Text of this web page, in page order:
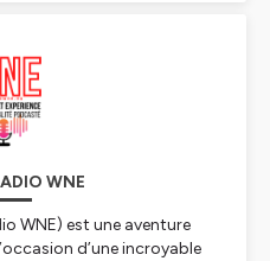
WNE
WNE) est une aventure
d’une incroyable